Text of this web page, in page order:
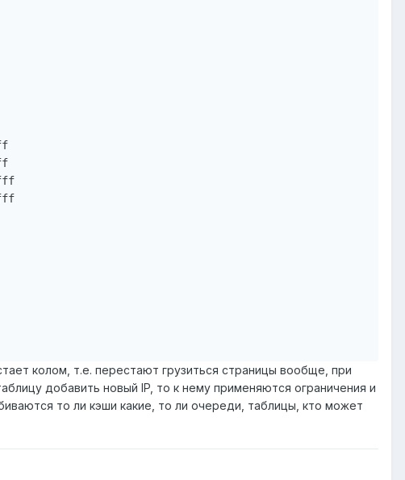
колом, т.е. перестают грузиться страницы вообще, при
добавить новый IP, то к нему применяются ограничения и
то ли кэши какие, то ли очереди, таблицы, кто может